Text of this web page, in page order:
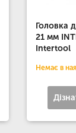
Головка
21 мм
Intertool
Немає в